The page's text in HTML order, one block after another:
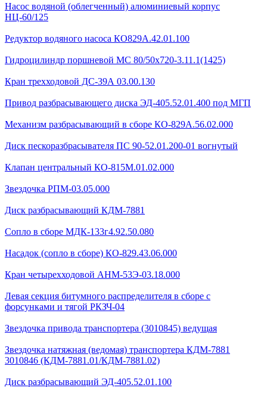
Насос водяной (облегченный) алюминиевый корпус
НЦ-60/125
Редуктор водяного насоса КО829А.42.01.100
Гидроцилиндр поршневой МС 80/50х720-3.11.1(1425)
Кран трехходовой ДС-39А 03.00.130
Привод разбрасывающего диска ЭД-405.52.01.400 под МГП
Механизм разбрасывающий в сборе КО-829А.56.02.000
Диск пескоразбрасывателя ПС 90-52.01.200-01 вогнутый
Клапан центральный КО-815М.01.02.000
Звездочка РПМ-03.05.000
Диск разбрасывающий КДМ-7881
Сопло в сборе МДК-133г4.92.50.080
Насадок (сопло в сборе) КО-829.43.06.000
Кран четырехходовой AHМ-53Э-03.18.000
Левая секция битумного распределителя в сборе с
форсунками и тягой РКЗЧ-04
Звездочка привода транспортера (3010845) ведущая
Звездочка натяжная (ведомая) транспортера КДМ-7881
3010846 (КДМ-7881.01/КДМ-7881.02)
Диск разбрасывающий ЭД-405.52.01.100